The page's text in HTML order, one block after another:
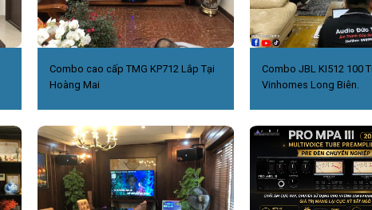
Combo cao cấp TMG KP712 Lắp Tại
Hoàng Mai
Combo JBL KI512 100
Vinhomes Long Biên.